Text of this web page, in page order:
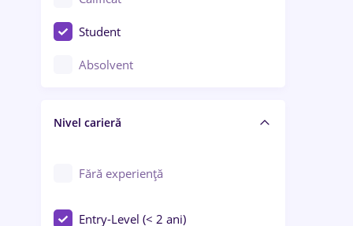
Construcții / Instalații
Controlul calității
Educație / Training / Arte
Student
Absolvent
Nivel carieră
Fără experiență
Entry-Level (< 2 ani)